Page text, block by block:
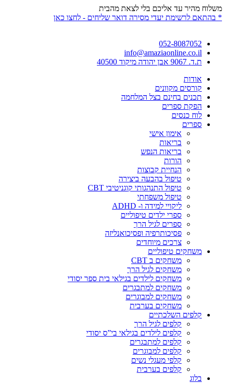
משלוח מהיר עד אליכם בלי לצאת מהבית
* בהתאם לרשימת יעדי מסירה דואר שליחים - לחצו כאן
052-8087052
info@amaziaonline.co.il
ת.ד. 9067 אבן יהודה מיקוד 40500
אודות
קורסים מקוונים
תכנים בחינם בצל המלחמה
הפקת ספרים
לוח כנסים
ספרים
אימון אישי
בריאות
בריאות הנפש
הורות
הנחיית קבוצות
טיפול בהבעה ביצירה
טיפול התנהגותי קוגניטיבי CBT
טיפול משפחתי
ליקויי למידה ו- ADHD
ספרי ילדים טיפוליים
ספרים לגיל הרך
פסיכותרפיה ופסיכואנליזה
צרכים מיוחדים
משחקים טיפוליים
משחקים ב CBT
משחקים לגיל הרך
משחקים לילדים בגילאי בית ספר יסודי
משחקים למתבגרים
משחקים למבוגרים
משחקים בערבית
קלפים השלכתיים
קלפים לגיל הרך
קלפים לילדים בגילאי בי”ס יסודי
קלפים למתבגרים
קלפים למבוגרים
קלפי מעגלי נשים
קלפים בערבית
בלוג